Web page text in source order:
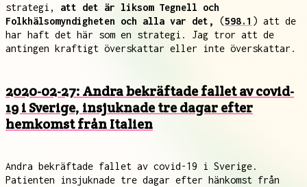
strategi, att det är liksom Tegnell och
Folkhälsomyndigheten och alla var det,
(598.1 ) att de
har haft det här som en strategi. Jag tror att de
antingen kraftigt överskattar eller inte överskattar.
2020-02-27: Andra bekräftade fallet av covid-
19 i Sverige, insjuknade tre dagar efter
hemkomst från Italien
Andra bekräftade fallet av covid-19 i Sverige.
Patienten insjuknade tre dagar efter hänkomst från